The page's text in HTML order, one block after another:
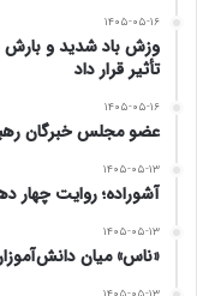
۱۴۰۵-۰۵-۱۶
وزش باد شدید و بارش
تأثیر قرار داد
۱۴۰۵-۰۵-۱۶
عضو مجلس خبرگان
۱۴۰۵-۰۵-۱۳
آشوراده؛ روایت چهار
۱۴۰۵-۰۵-۱۳
«ناس» میان